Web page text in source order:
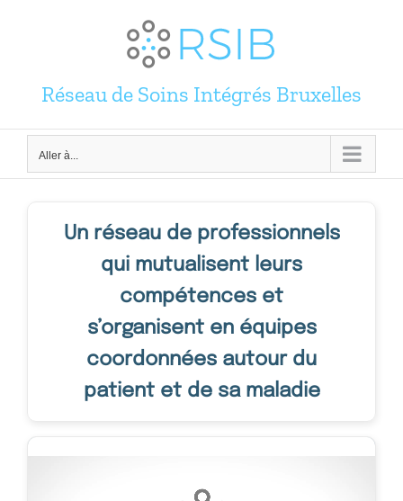
contenuRéseau de Soins Intégrés Bruxelles
Aller à...
Un réseau de professionnels
qui mutualisent leurs
compétences et
s’organisent en équipes
coordonnées autour du
patient et de sa maladie